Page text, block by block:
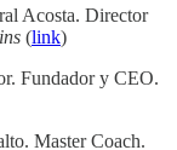
Acosta. Director
(link)
Fundador y CEO.
Master Coach.